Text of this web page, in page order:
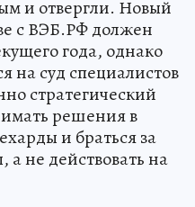
и отвергли. Новый
с ВЭБ.РФ должен
года, однако
на суд специалистов
стратегический
решения в
и браться за
не действовать на